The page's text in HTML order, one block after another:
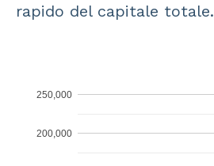
rapido del capitale totale.
200,000
250,000